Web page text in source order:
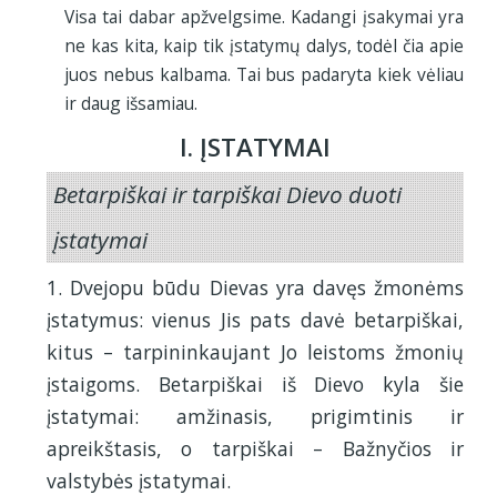
Visa tai dabar apžvelgsime. Kadangi įsakymai yra
ne kas kita, kaip tik įstatymų dalys, todėl čia apie
juos nebus kalbama. Tai bus padaryta kiek vėliau
ir daug išsamiau.
I. ĮSTATYMAI
Betarpiškai ir tarpiškai Dievo duoti
įstatymai
1. Dvejopu būdu Dievas yra davęs žmonėms
įstatymus: vienus Jis pats davė betarpiškai,
kitus – tarpininkaujant Jo leistoms žmonių
įstaigoms. Betarpiškai iš Dievo kyla šie
įstatymai: amžinasis, prigimtinis ir
apreikštasis, o tarpiškai – Bažnyčios ir
valstybės įstatymai.